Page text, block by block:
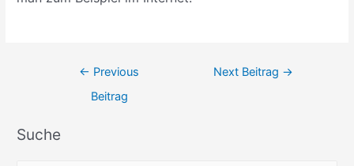
Beitragsnavigation
← Previous
Beitrag
Next Beitrag →
Suche